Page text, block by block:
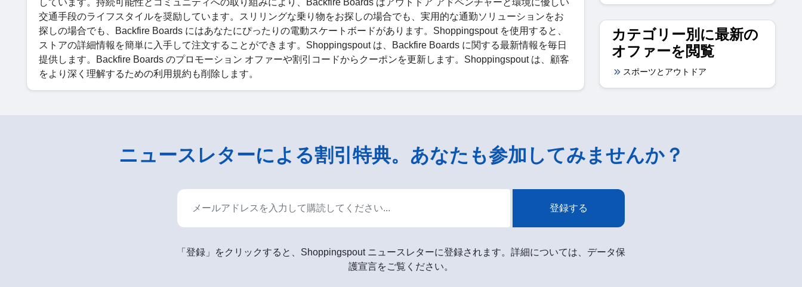
しています。持続可能性とコミュニティへの取り組みにより、Backfire Boards はアウトドア アドベンチャーと環境に優しい
交通手段のライフスタイルを奨励しています。スリリングな乗り物をお探しの場合でも、実用的な通勤ソリューションをお
探しの場合でも、Backfire Boards にはあなたにぴったりの電動スケートボードがあります。Shoppingspout を使用すると、
ストアの詳細情報を簡単に入手して注文することができます。Shoppingspout は、Backfire Boards に関する最新情報を毎日
提供します。Backfire Boards のプロモーション オファーや割引コードからクーポンを更新します。Shoppingspout は、顧客
をより深く理解するための利用規約も削除します。
カテゴリー別に最新の
オファーを閲覧
スポーツとアウトドア
ニュースレターによる割引特典。あなたも参加してみませんか？
登録する
「登録」をクリックすると、Shoppingspout ニュースレターに登録されます。詳細については、データ保
護宣言をご覧ください。